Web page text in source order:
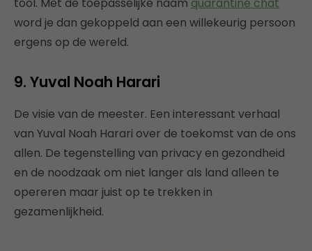
word je dan gekoppeld aan een willekeurig persoon
ergens op de wereld.
9. Yuval Noah Harari
De visie van de meester. Een interessant verhaal
van Yuval Noah Harari over de toekomst van de ons
allen. De tegenstelling van privacy en gezondheid
en de noodzaak om niet langer als land alleen te
opereren maar juist op te trekken in
gezamenlijkheid.